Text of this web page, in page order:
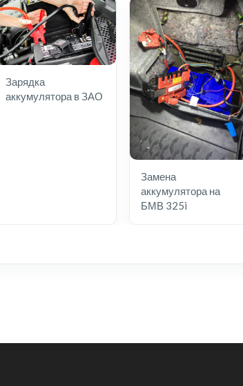
Зарядка
аккумулятора в ЗАО
Замена
аккумулятора на
БМВ 325i